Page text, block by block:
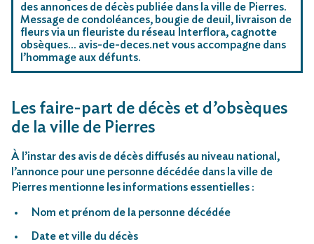
des annonces de décès publiée dans la ville de Pierres.
Message de condoléances, bougie de deuil, livraison de
fleurs via un fleuriste du réseau Interflora, cagnotte
obsèques… avis-de-deces.net vous accompagne dans
l’hommage aux défunts.
Les faire-part de décès et d’obsèques
de la ville de Pierres
À l’instar des avis de décès diffusés au niveau national,
l’annonce pour une personne décédée dans la ville de
Pierres mentionne les informations essentielles :
Nom et prénom de la personne décédée
Date et ville du décès